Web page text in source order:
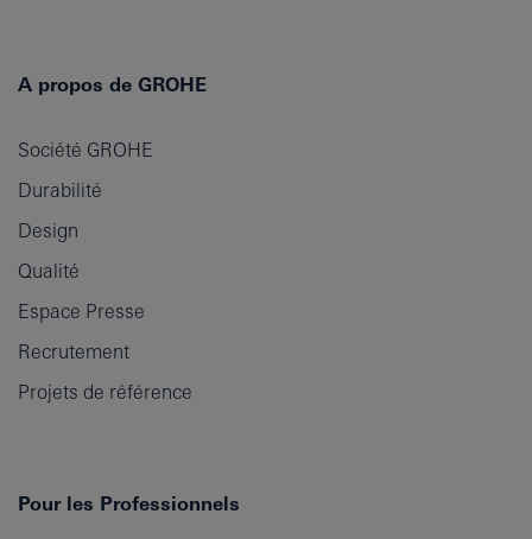
A propos de GROHE
Société GROHE
Durabilité
Design
Qualité
Espace Presse
Recrutement
Projets de référence
Pour les Professionnels